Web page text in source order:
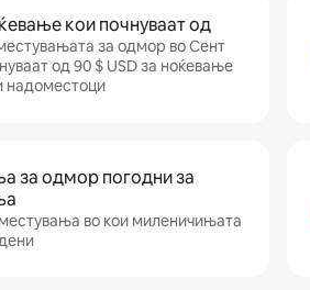
кои почнуваат од
за одмор во Сент
од 90 $ USD за ноќевање
надоместоци
за одмор погодни за
во кои миленичињата